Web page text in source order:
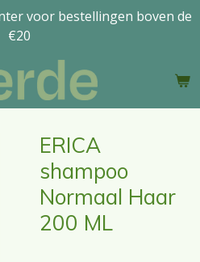
voor bestellingen boven de
€20
ERICA
shampoo
Normaal Haar
200 ML